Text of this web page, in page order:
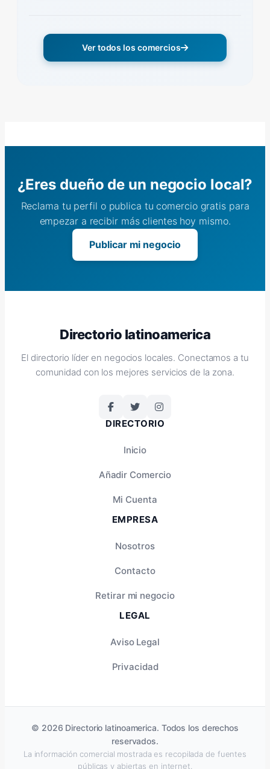
Ver todos los comercios
¿Eres dueño de un negocio local?
Reclama tu perfil o publica tu comercio gratis para
empezar a recibir más clientes hoy mismo.
Publicar mi negocio
Directorio latinoamerica
El directorio líder en negocios locales. Conectamos a tu
comunidad con los mejores servicios de la zona.
DIRECTORIO
Inicio
Añadir Comercio
Mi Cuenta
EMPRESA
Nosotros
Contacto
Retirar mi negocio
LEGAL
Aviso Legal
Privacidad
© 2026 Directorio latinoamerica. Todos los derechos
reservados.
La información comercial mostrada es recopilada de fuentes
públicas y abiertas en internet.